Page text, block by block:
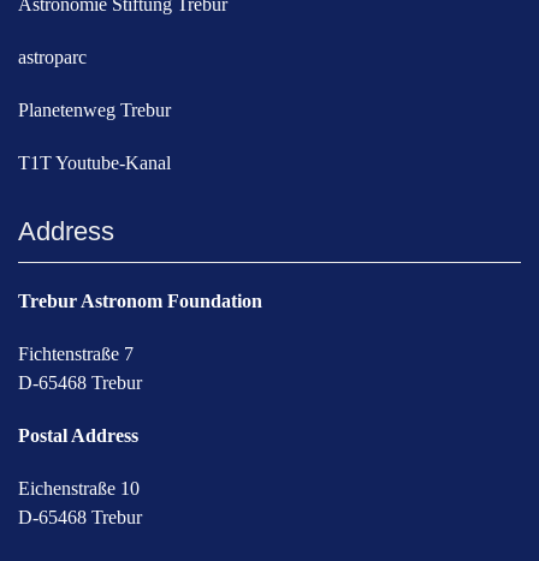
Astronomie Stiftung Trebur
astroparc
Planetenweg Trebur
T1T Youtube-Kanal
Address
Trebur Astronom Foundation
Fichtenstraße 7
D-65468 Trebur
Postal Address
Eichenstraße 10
D-65468 Trebur